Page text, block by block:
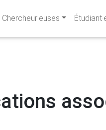
Chercheur·euses